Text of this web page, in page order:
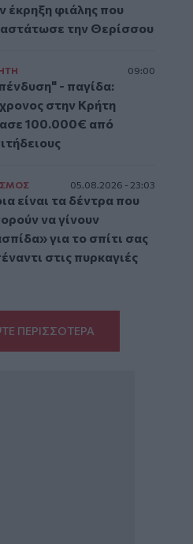
έκρηξη φιάλης που
την Θερίσσου
09:00
- παγίδα:
στην Κρήτη
100.000€ από
05.08.2026 - 23:03
είναι τα δέντρα που
να γίνουν
για το σπίτι σας
στις πυρκαγιές
ΠΕΡΙΣΣΟΤΕΡΑ